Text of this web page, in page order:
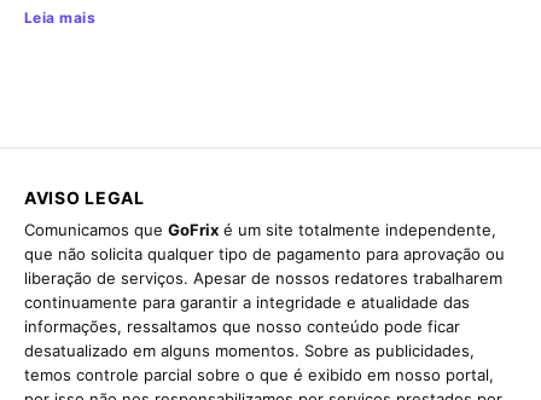
Leia mais
AVISO LEGAL
Comunicamos que GoFrix é um site totalmente independente,
que não solicita qualquer tipo de pagamento para aprovação ou
liberação de serviços. Apesar de nossos redatores trabalharem
continuamente para garantir a integridade e atualidade das
informações, ressaltamos que nosso conteúdo pode ficar
desatualizado em alguns momentos. Sobre as publicidades,
temos controle parcial sobre o que é exibido em nosso portal,